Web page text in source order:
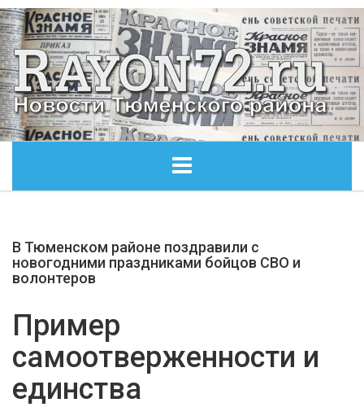
ОБЩЕСТВО
КУЛЬТУРА
В Тюменском районе поздравили с
новогодними праздниками бойцов СВО и
волонтеров
Пример
самоотверженности и
единства